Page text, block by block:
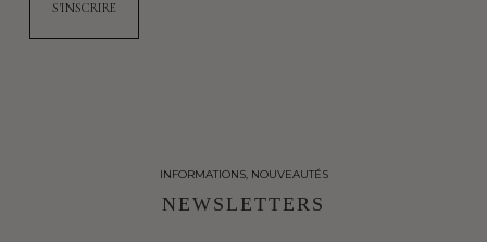
INFORMATIONS, NOUVEAUTÉS
NEWSLETTERS